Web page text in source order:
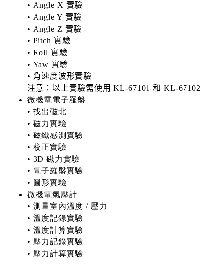
• Angle X 實驗
• Angle Y 實驗
• Angle Z 實驗
• Pitch 實驗
• Roll 實驗
• Yaw 實驗
• 角速度波形實驗
注意：以上實驗需使用 KL-67101 和 KL-67102
微機電電子羅盤
• 找出磁北
• 磁力實驗
• 磁鐵感測實驗
• 校正實驗
• 3D 磁力實驗
• 電子羅盤實驗
• 圖形實驗
微機電氣壓計
• 測量室內溫度 / 壓力
• 溫度記錄實驗
• 溫度計算實驗
• 壓力記錄實驗
• 壓力計算實驗